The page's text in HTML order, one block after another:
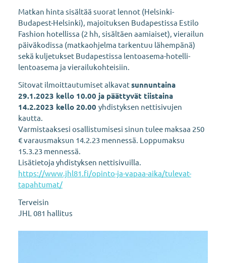
Matkan hinta sisältää suorat lennot (Helsinki-
Budapest-Helsinki), majoituksen Budapestissa Estilo
Fashion hotellissa (2 hh, sisältäen aamiaiset), vierailun
päiväkodissa (matkaohjelma tarkentuu lähempänä)
sekä kuljetukset Budapestissa lentoasema-hotelli-
lentoasema ja vierailukohteisiin.
Sitovat ilmoittautumiset alkavatsunnuntaina
29.1.2023 kello 10.00 ja päättyvät tiistaina
14.2.2023 kello 20.00 yhdistyksen nettisivujen
kautta.
Varmistaaksesi osallistumisesi sinun tulee maksaa 250
€ varausmaksun 14.2.23 mennessä. Loppumaksu
15.3.23 mennessä.
Lisätietoja yhdistyksen nettisivuilla.
https://www.jhl81.fi/opinto-ja-vapaa-aika/tulevat-
tapahtumat/
Terveisin
JHL 081 hallitus